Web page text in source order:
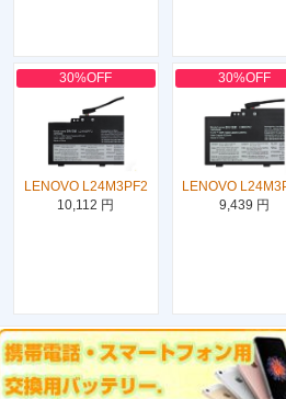
30%OFF
LENOVO L24M3PF2
10,112 円
30%OFF
LENOVO
9,439 円